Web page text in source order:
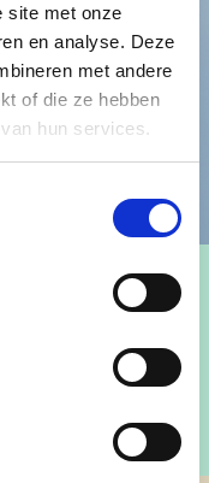
site met onze
en analyse. Deze
met andere
of die ze hebben
hun services.